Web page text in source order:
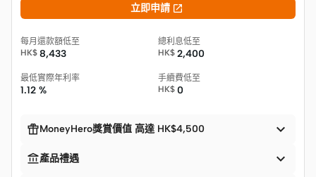
立即申請 
每月還款額低至
HK$ 8,433
總利息低至
HK$ 2,400
最低實際年利率
1.12 %
手續費低至
HK$ 0
MoneyHero獎賞價值 高達 HK$4,500 
產品禮遇 